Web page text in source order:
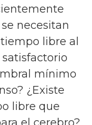
necesitan
libre al
mínimo
¿Existe
libre que